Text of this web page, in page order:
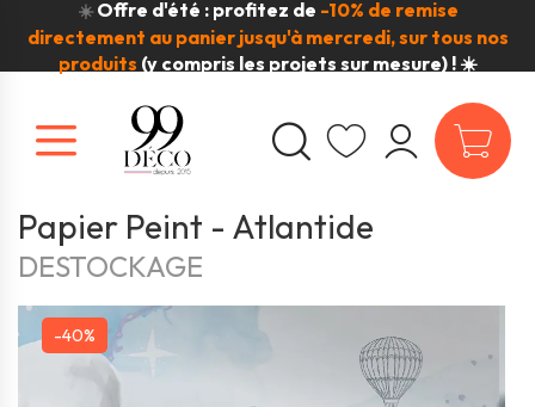
☀️ Offre d'été : profitez de -10% de remise
directement au panier jusqu'à mercredi, sur tous nos
produits (y compris les projets sur mesure) ! ☀️
Papier Peint - Atlantide
DESTOCKAGE
-40%